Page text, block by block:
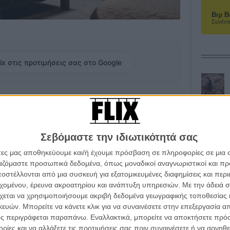
Σεβόμαστε την ιδιωτικότητά σας
μας αποθηκεύουμε και/ή έχουμε πρόσβαση σε πληροφορίες σε
προσωπικά δεδομένα, όπως μοναδικοί αναγνωριστικοί και
από μια συσκευή για εξατομικευμένες διαφημίσεις και
έρευνα ακροατηρίου και ανάπτυξη υπηρεσιών. Με την άδειά
να χρησιμοποιήσουμε ακριβή δεδομένα γεωγραφικής τοποθεσίας
Μπορείτε να κάνετε κλικ για να συναινέσετε στην επεξεργασία
περιγράφεται παραπάνω. Εναλλακτικά, μπορείτε να αποκτήσετε
και να αλλάξετε τις προτιμήσεις σας πριν συναινέσετε ή να
στις προτιμήσεις σας στο Google
μάλλον καταλαβαίνουμε το γιατί. Αυτή η ιστορία ενός
και συνομιλεί με τα κατοικίδια του, έχει έναν
τόνο, που κάνει την ταινία να μοιάζει
ήρωα, έχει μια μάλλον κακή επιρροή πάνω του, αφού
την δουλειά που τον έχει ερωτευτεί, ενώ κι ο
επίσης να του μιλά. Οπως και το κομμένο
-προσθέστε κι έναν Εlvis impersonator στο
το πρώτο τρέιλερ πιο κάτω εν αναμονή της
τόσο στις αίθουσες όσο και σε VOD.
Βιμ